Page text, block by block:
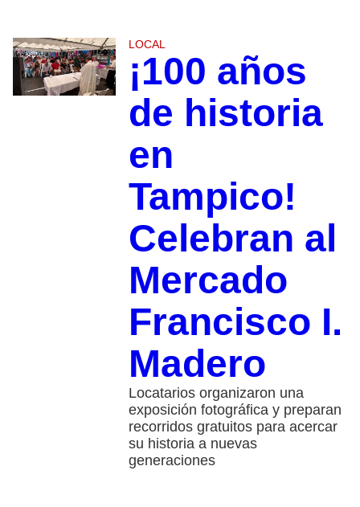
LOCAL
¡100 años
de historia
en
Tampico!
Celebran al
Mercado
Francisco I.
Madero
Locatarios organizaron una
exposición fotográfica y preparan
recorridos gratuitos para acercar
su historia a nuevas
generaciones